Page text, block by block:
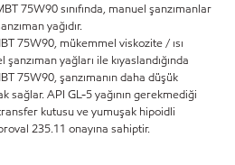
75W90 sınıfında, manuel şanzımanlar
yağıdır.
75W90, mükemmel viskozite / ısı
yağları ile kıyaslandığında
75W90, şanzımanın daha düşük
sağlar. API GL-5 yağının gerekmediği
kutusu ve yumuşak hipoidli
235.11 onayına sahiptir.